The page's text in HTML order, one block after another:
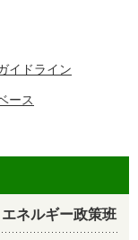
イドライン
ース
ネルギー政策班